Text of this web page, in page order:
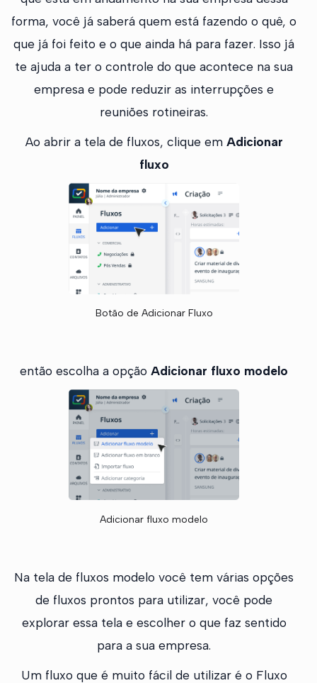
forma, você já saberá quem está fazendo o quê, o
que já foi feito e o que ainda há para fazer. Isso já
te ajuda a ter o controle do que acontece na sua
empresa e pode reduzir as interrupções e
reuniões rotineiras.
Ao abrir a tela de fluxos, clique em Adicionar
fluxo
Botão de Adicionar Fluxo
então escolha a opçãoAdicionar fluxo modelo
Adicionar fluxo modelo
Na tela de fluxos modelo você tem várias opções
de fluxos prontos para utilizar, você pode
explorar essa tela e escolher o que faz sentido
para a sua empresa.
Um fluxo que é muito fácil de utilizar é o Fluxo